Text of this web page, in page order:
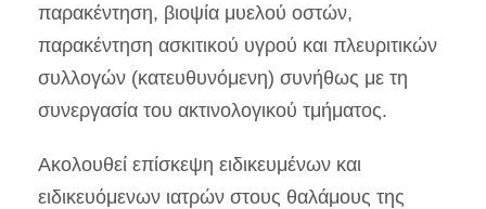
παρακέντηση, βιοψία μυελού οστών,
παρακέντηση ασκιτικού υγρού και πλευριτικών
συλλογών (κατευθυνόμενη) συνήθως με τη
συνεργασία του ακτινολογικού τμήματος.
Ακολουθεί επίσκεψη ειδικευμένων και
ειδικευόμενων ιατρών στους θαλάμους της